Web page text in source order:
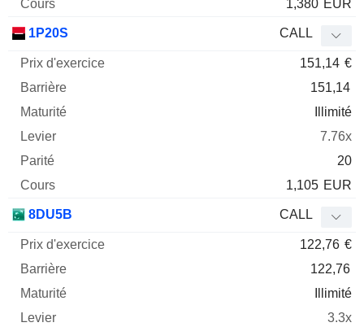
1,380 EUR
1P20S CALL
151,14 €
151,14
Illimité
7.76x
20
1,105 EUR
8DU5B CALL
122,76 €
122,76
Illimité
3.3x